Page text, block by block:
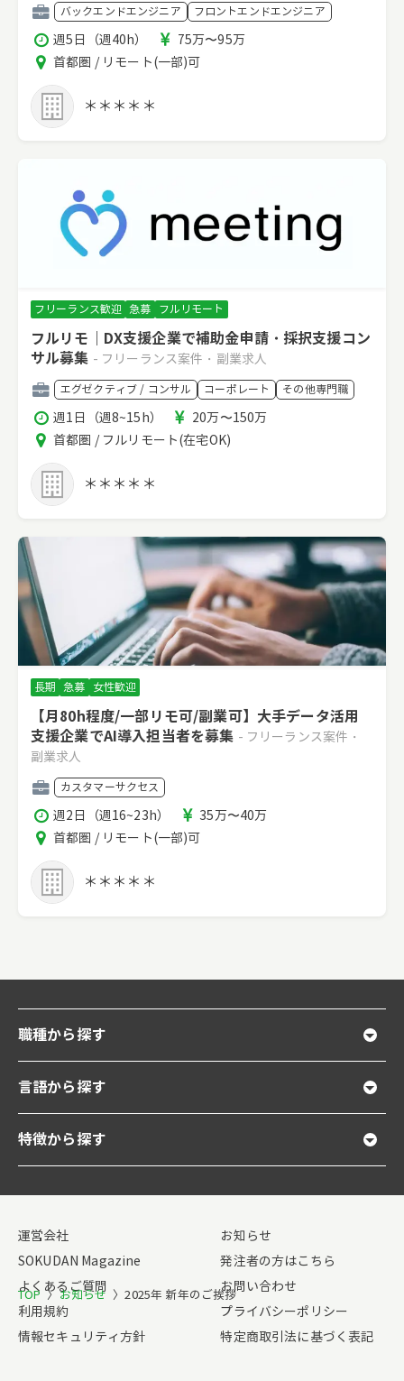
TOP 〉 お知らせ 〉2025年 新年のご挨拶
職
種
バックエンドエンジニア フロントエンドエンジニア
稼
働
時
間
週5日（週40h）
報
酬
75万〜95万
エ
ア
首都圏 / リモート(一部)可
＊＊＊＊＊
フリーランス歓迎 急募 フルリモート
フルリモ｜DX支援企業で補助金申請・採択支援コン
サル募集 - フリーランス案件・副業求人
職
種
エグゼクティブ / コンサル コーポレート その他専門職
稼
働
時
間
週1日（週8~15h）
報
酬
20万〜150万
エ
ア
首都圏 / フルリモート(在宅OK)
＊＊＊＊＊
長期 急募 女性歓迎
【月80h程度/一部リモ可/副業可】大手データ活用
支援企業でAI導入担当者を募集 - フリーランス案件・
副業求人
職
種
カスタマーサクセス
稼
働
時
間
週2日（週16~23h）
報
酬
35万〜40万
エ
ア
首都圏 / リモート(一部)可
＊＊＊＊＊
職種から探す
言語から探す
特徴から探す
運営会社
お知らせ
SOKUDAN Magazine
発注者の方はこちら
よくあるご質問
お問い合わせ
利用規約
プライバシーポリシー
情報セキュリティ方針
特定商取引法に基づく表記